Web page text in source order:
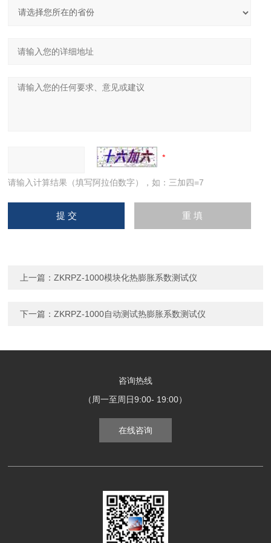
请输入计算结果（填写阿拉伯数字），如：三加四=7
上一篇：ZKRPZ-1000模块化热膨胀系数测试仪
下一篇：ZKRPZ-1000自动测试热膨胀系数测试仪
咨询热线
（周一至周日9:00- 19:00）
在线咨询